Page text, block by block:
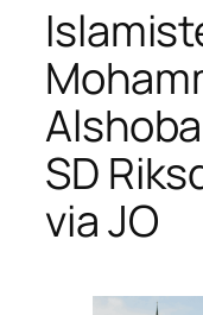
SD
via JO